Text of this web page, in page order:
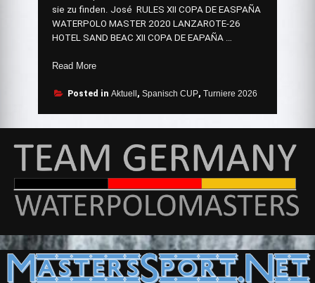
sie zu finden. José RULES XII COPA DE EASPAÑA
WATERPOLO MASTER 2020 LANZAROTE-26
HOTEL SAND BEAC XII COPA DE EAPAÑA …
Read More„XII
DE
MASTERS
IN
LANZAROTE“
Posted in Aktuell , Spanisch CUP, Turniere 2026